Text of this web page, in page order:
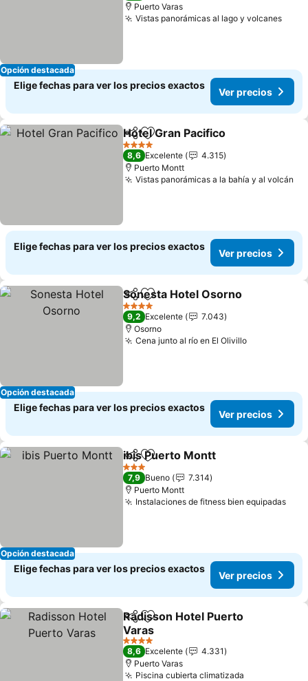
Opción destacada
Puerto Varas
Vistas panorámicas al lago y volcanes
Elige fechas para ver los precios exactos
Ver precios
CompartirAgregar a favoritos
Hotel Gran Pacifico
4 Estrellas
8,6 Excelente
4.315
Puerto Montt
Vistas panorámicas a la bahía y al volcán
Elige fechas para ver los precios exactos
Ver precios
Opción destacada
CompartirAgregar a favoritos
Sonesta Hotel Osorno
4 Estrellas
9,2 Excelente
7.043
Osorno
Cena junto al río en El Olivillo
Elige fechas para ver los precios exactos
Ver precios
Opción destacada
CompartirAgregar a favoritos
ibis Puerto Montt
3 Estrellas
7,9 Bueno
7.314
Puerto Montt
Instalaciones de fitness bien equipadas
Elige fechas para ver los precios exactos
Ver precios
CompartirAgregar a favoritos
Radisson Hotel Puerto
Varas
4 Estrellas
8,6 Excelente
4.331
Puerto Varas
Piscina cubierta climatizada